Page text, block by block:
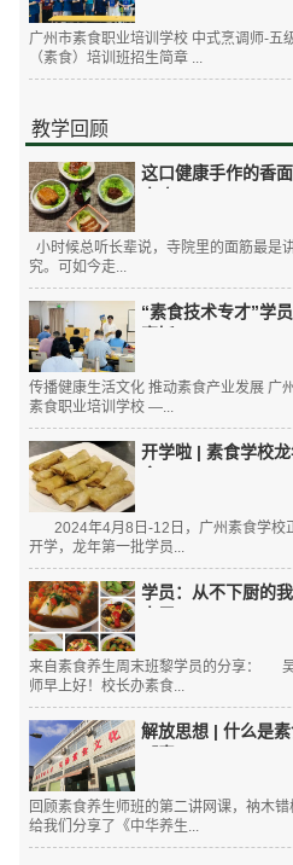
广州市素食职业培训学校 中式烹调师-五
（素食）培训班招生简章 ...
教学回顾
这口健康手作的香
小时候总听长辈说，寺院里的面筋最是
究。可如今走...
“素食技术专才”学
传播健康生活文化 推动素食产业发展 广
素食职业培训学校 —...
开学啦 | 素食学校
2024年4月8日-12日，广州素食学校
开学，龙年第一批学员...
学员：从不下厨的
大展...
来自素食养生周末班黎学员的分享：
师早上好！校长办素食...
解放思想 | 什么是素
回顾素食养生师班的第二讲网课，衲木错
给我们分享了《中华养生...